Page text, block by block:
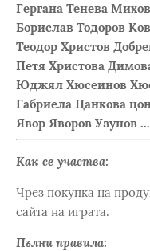
Гергана Тенева
Борислав Тодоров
Теодор Христов
Петя Христова
Юджял Хюсеинов
Габриела Цанкова
Явор Яворов Узунов
Как се участва:
Чрез покупка на
сайта на играта.
Пълни правила: